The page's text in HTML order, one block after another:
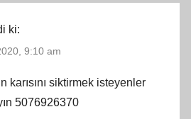
ki:
9:10 am
karısını siktirmek isteyenler
5076926370